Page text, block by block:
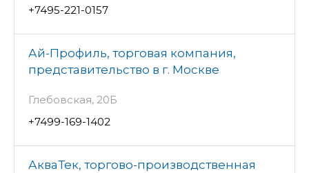
+7495-221-0157
Ай-Профиль, торговая компания,
представительство в г. Москве
Глебовская, 20Б
+7499-169-1402
АкваТек, торгово-производственная